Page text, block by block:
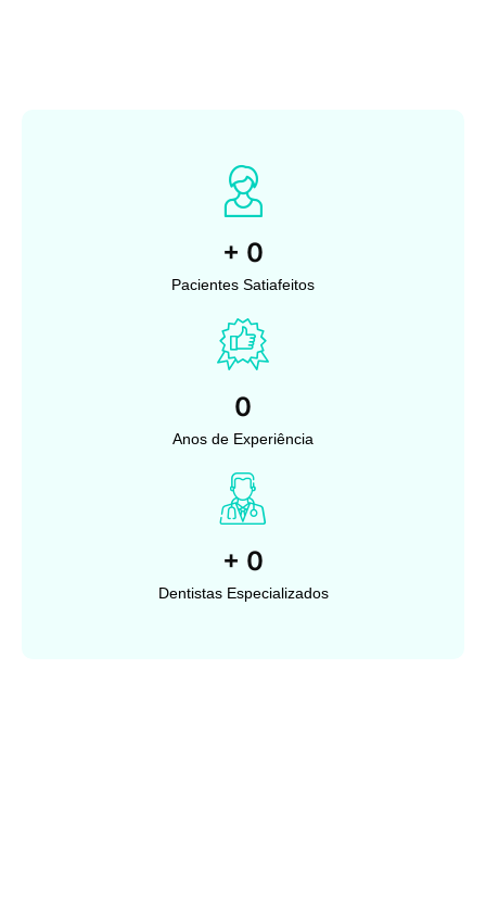
+ 0
Pacientes Satiafeitos
0
Anos de Experiência
+ 0
Dentistas Especializados